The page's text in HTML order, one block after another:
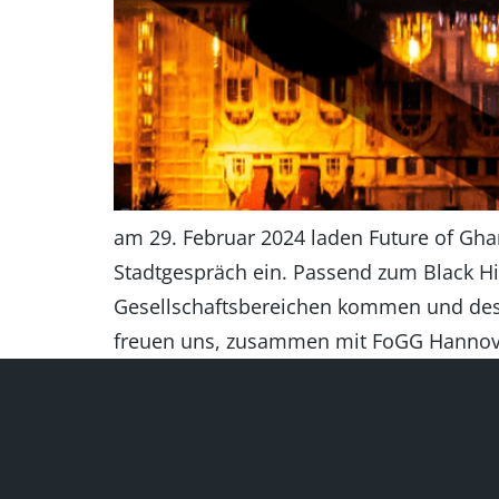
am 29. Februar 2024 laden Future of
Stadtgespräch ein. Passend zum Black
Gesellschaftsbereichen kommen und
freuen uns, zusammen mit FoGG